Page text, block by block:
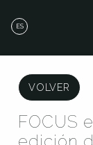
ES
VOLVER
FOCUS